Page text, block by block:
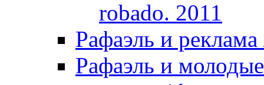
robado. 2011
Рафаэль и
Рафаэль и